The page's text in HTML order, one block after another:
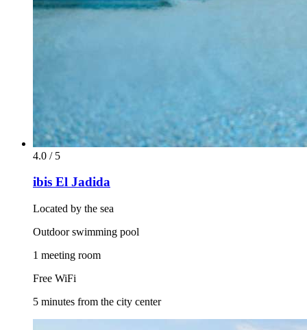
4.0 / 5
ibis El Jadida
Located by the sea
Outdoor swimming pool
1 meeting room
Free WiFi
5 minutes from the city center